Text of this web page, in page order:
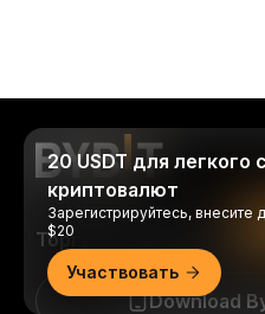
Торгуйте когда и где
Download
20 USDT для легкого
криптовалют
Зарегистрируйтесь, внесите
$20
Участвовать